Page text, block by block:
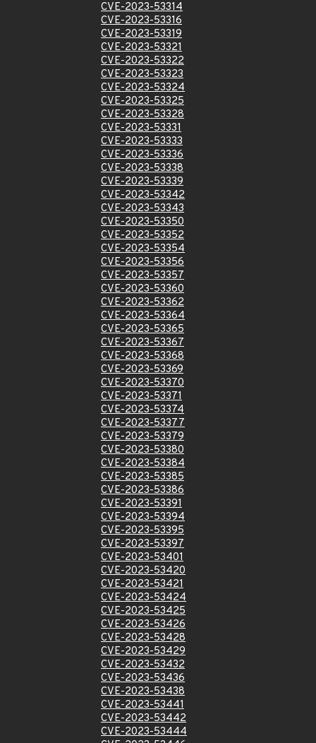
CVE-2023-53314
CVE-2023-53316
CVE-2023-53319
CVE-2023-53321
CVE-2023-53322
CVE-2023-53323
CVE-2023-53324
CVE-2023-53325
CVE-2023-53328
CVE-2023-53331
CVE-2023-53333
CVE-2023-53336
CVE-2023-53338
CVE-2023-53339
CVE-2023-53342
CVE-2023-53343
CVE-2023-53350
CVE-2023-53352
CVE-2023-53354
CVE-2023-53356
CVE-2023-53357
CVE-2023-53360
CVE-2023-53362
CVE-2023-53364
CVE-2023-53365
CVE-2023-53367
CVE-2023-53368
CVE-2023-53369
CVE-2023-53370
CVE-2023-53371
CVE-2023-53374
CVE-2023-53377
CVE-2023-53379
CVE-2023-53380
CVE-2023-53384
CVE-2023-53385
CVE-2023-53386
CVE-2023-53391
CVE-2023-53394
CVE-2023-53395
CVE-2023-53397
CVE-2023-53401
CVE-2023-53420
CVE-2023-53421
CVE-2023-53424
CVE-2023-53425
CVE-2023-53426
CVE-2023-53428
CVE-2023-53429
CVE-2023-53432
CVE-2023-53436
CVE-2023-53438
CVE-2023-53441
CVE-2023-53442
CVE-2023-53444